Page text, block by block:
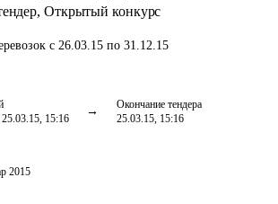
, Открытый конкурс
с 26.03.15 по 31.12.15
15:16
Окончание тендера
25.03.15, 15:16
2015